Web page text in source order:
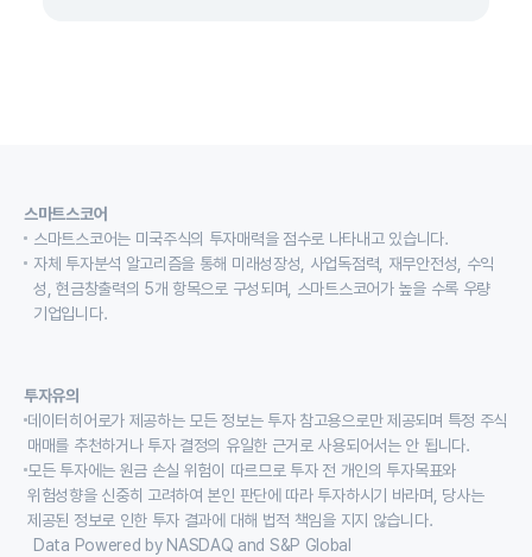
스마트스코어
스마트스코어는 미국주식의 투자매력을 점수로 나타내고 있습니다.
자체 투자분석 알고리즘을 통해 미래성장성, 사업독점력, 재무안전성, 수익
성, 현금창출력의 5개 항목으로 구성되며, 스마트스코어가 높을 수록 우량
기업입니다.
투자유의
데이터히어로가 제공하는 모든 정보는 투자 참고용으로만 제공되며 특정 주식
매매를 추천하거나 투자 결정의 유일한 근거로 사용되어서는 안 됩니다.
모든 투자에는 원금 손실 위험이 따르므로 투자 전 개인의 투자목표와
위험성향을 신중히 고려하여 본인 판단에 따라 투자하시기 바라며, 당사는
제공된 정보로 인한 투자 결과에 대해 법적 책임을 지지 않습니다.
Data Powered by NASDAQ and S&P Global